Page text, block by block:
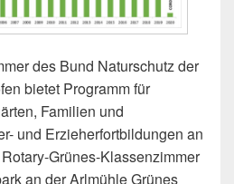
des Bund Naturschutz der
bietet Programm für
Familien und
und Erzieherfortbildungen an
Grünes-Klassenzimmer
an der Arlmühle Grünes